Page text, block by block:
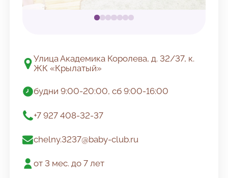
Адрес
Улица Академика Королева, д. 32/37, к.
ЖК «Крылатый»
Режим работы
будни 9:00-20:00, сб 9:00-16:00
Телефон
+7 927 408-32-37
Emailchelny.3237@baby-club.ru
Возраст
от 3 мес. до 7 лет